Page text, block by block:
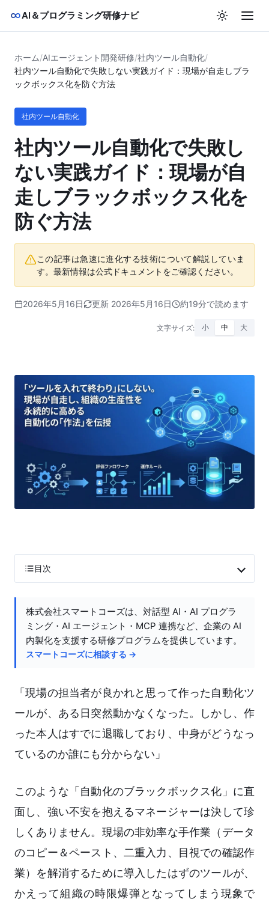
AI＆プログラミング研修ナビ
ホーム/AIエージェント開発研修/社内ツール自動化/
社内ツール自動化で失敗しない実践ガイド：現場が自走しブラ
ックボックス化を防ぐ方法
社内ツール自動化
社内ツール自動化で失敗し
ない実践ガイド：現場が自
走しブラックボックス化を
防ぐ方法
この記事は急速に進化する技術について解説していま
す。最新情報は公式ドキュメントをご確認ください。
2026年5月16日 更新 2026年5月16日 約19分で読めます
文字サイズ: 小 中 大
目次
株式会社スマートコーズは、対話型 AI・AI プログラ
ミング・AI エージェント・MCP 連携など、企業の AI
内製化を支援する研修プログラムを提供しています。
スマートコーズに相談する →
「現場の担当者が良かれと思って作った自動化ツ
ールが、ある日突然動かなくなった。しかし、作
った本人はすでに退職しており、中身がどうなっ
ているのか誰にも分からない」
このような「自動化のブラックボックス化」に直
面し、強い不安を抱えるマネージャーは決して珍
しくありません。現場の非効率な手作業（データ
のコピー＆ペースト、二重入力、目視での確認作
業）を解消するために導入したはずのツールが、
かえって組織の時限爆弾となってしまう現象で